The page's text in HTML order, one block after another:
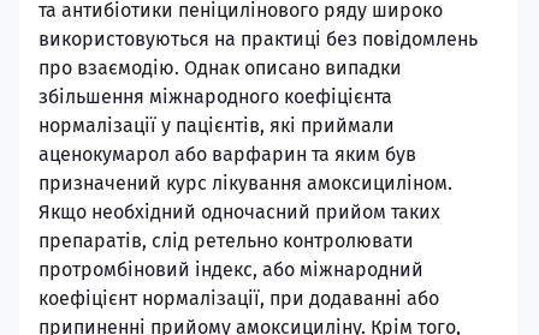
та антибіотики пеніцилінового ряду широко
використовуються на практиці без повідомлень
про взаємодію. Однак описано випадки
збільшення міжнародного коефіцієнта
нормалізації у пацієнтів, які приймали
аценокумарол або варфарин та яким був
призначений курс лікування амоксициліном.
Якщо необхідний одночасний прийом таких
препаратів, слід ретельно контролювати
протромбіновий індекс, або міжнародний
коефіцієнт нормалізації, при додаванні або
припиненні прийому амоксициліну. Крім того,